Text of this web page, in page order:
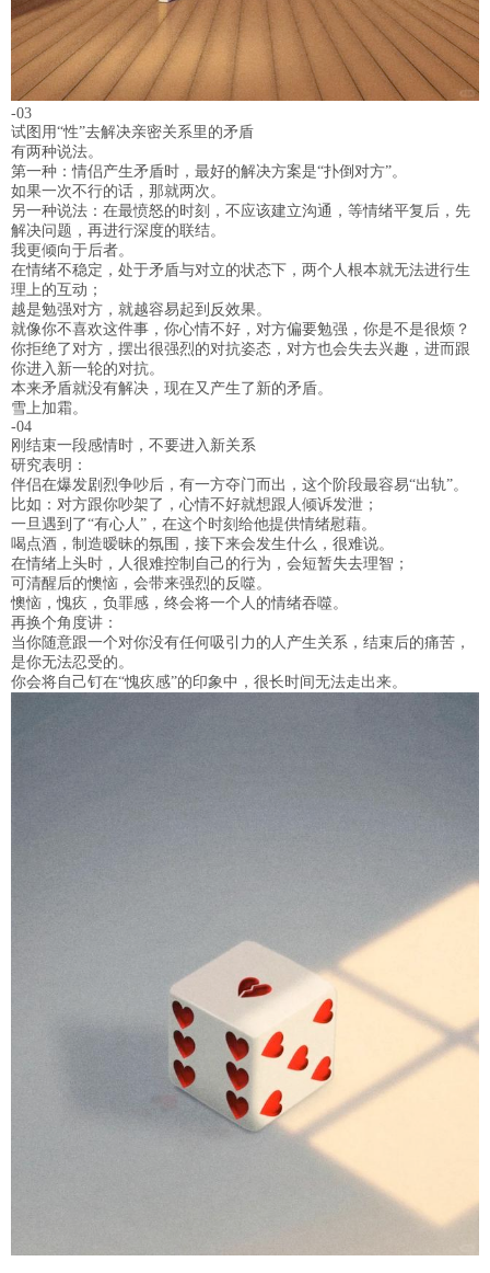
-03
试图用“性”去解决亲密关系里的矛盾
有两种说法。
第一种：情侣产生矛盾时，最好的解决方案是“扑倒对方”。
如果一次不行的话，那就两次。
另一种说法：在最愤怒的时刻，不应该建立沟通，等情绪平复后，先
解决问题，再进行深度的联结。
我更倾向于后者。
在情绪不稳定，处于矛盾与对立的状态下，两个人根本就无法进行生
理上的互动；
越是勉强对方，就越容易起到反效果。
就像你不喜欢这件事，你心情不好，对方偏要勉强，你是不是很烦？
你拒绝了对方，摆出很强烈的对抗姿态，对方也会失去兴趣，进而跟
你进入新一轮的对抗。
本来矛盾就没有解决，现在又产生了新的矛盾。
雪上加霜。
-04
刚结束一段感情时，不要进入新关系
研究表明：
伴侣在爆发剧烈争吵后，有一方夺门而出，这个阶段最容易“出轨”。
比如：对方跟你吵架了，心情不好就想跟人倾诉发泄；
一旦遇到了“有心人”，在这个时刻给他提供情绪慰藉。
喝点酒，制造暧昧的氛围，接下来会发生什么，很难说。
在情绪上头时，人很难控制自己的行为，会短暂失去理智；
可清醒后的懊恼，会带来强烈的反噬。
懊恼，愧疚，负罪感，终会将一个人的情绪吞噬。
再换个角度讲：
当你随意跟一个对你没有任何吸引力的人产生关系，结束后的痛苦，
是你无法忍受的。
你会将自己钉在“愧疚感”的印象中，很长时间无法走出来。